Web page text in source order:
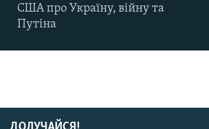
США про Україну, війну та
Путіна